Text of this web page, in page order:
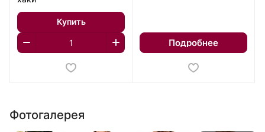
Купить
Подробнее
Фотогалерея